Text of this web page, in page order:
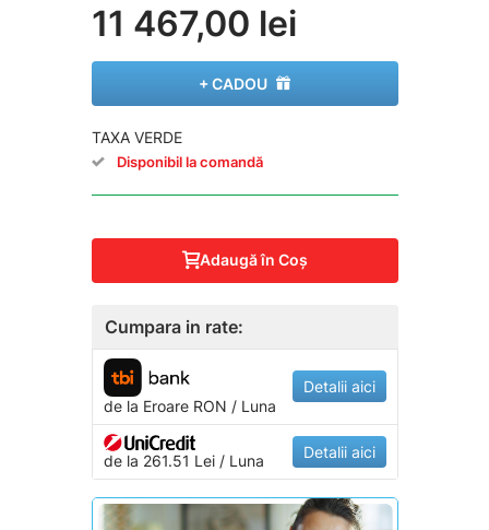
11 467,00 lei
+ CADOU
TAXA VERDE
Disponibil la comandă
Adaugă în Coş
Cumpara in rate:
de la EroareRON / Luna
Detalii aici
de la 261.51 Lei / Luna Detalii aici